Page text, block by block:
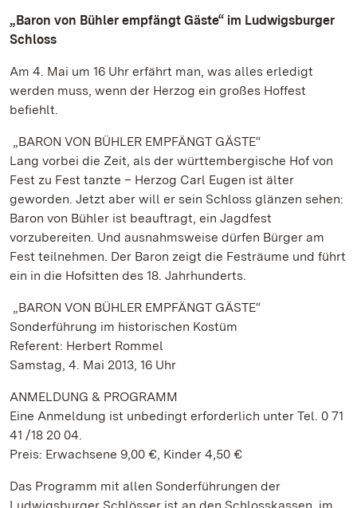
„Baron von Bühler empfängt Gäste“ im Ludwigsburger
Schloss
Am 4. Mai um 16 Uhr erfährt man, was alles erledigt
werden muss, wenn der Herzog ein großes Hoffest
befiehlt.
„BARON VON BÜHLER EMPFÄNGT GÄSTE“
Lang vorbei die Zeit, als der württembergische Hof von
Fest zu Fest tanzte – Herzog Carl Eugen ist älter
geworden. Jetzt aber will er sein Schloss glänzen sehen:
Baron von Bühler ist beauftragt, ein Jagdfest
vorzubereiten. Und ausnahmsweise dürfen Bürger am
Fest teilnehmen. Der Baron zeigt die Festräume und führt
ein in die Hofsitten des 18. Jahrhunderts.
„BARON VON BÜHLER EMPFÄNGT GÄSTE“
Sonderführung im historischen Kostüm
Referent: Herbert Rommel
Samstag, 4. Mai 2013, 16 Uhr
ANMELDUNG & PROGRAMM
Eine Anmeldung ist unbedingt erforderlich unter Tel. 0 71
41 /18 20 04.
Preis: Erwachsene 9,00 €, Kinder 4,50 €
Das Programm mit allen Sonderführungen der